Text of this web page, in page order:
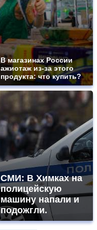
В магазинах России
ажиотаж из-за этого
продукта: что купить?
СМИ: В Химках на
полицейскую
машину напали и
подожгли.